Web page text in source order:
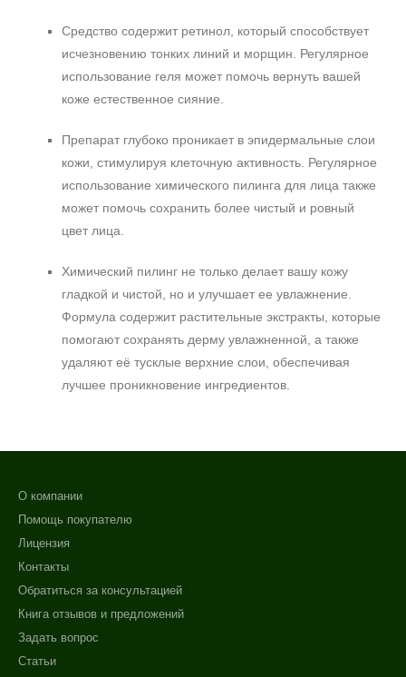
Средство содержит ретинол, который способствует
исчезновению тонких линий и морщин. Регулярное
использование геля может помочь вернуть вашей
коже естественное сияние.
Препарат глубоко проникает в эпидермальные слои
кожи, стимулируя клеточную активность. Регулярное
использование химического пилинга для лица также
может помочь сохранить более чистый и ровный
цвет лица.
Химический пилинг не только делает вашу кожу
гладкой и чистой, но и улучшает ее увлажнение.
Формула содержит растительные экстракты, которые
помогают сохранять дерму увлажненной, а также
удаляют её тусклые верхние слои, обеспечивая
лучшее проникновение ингредиентов.
О компании
Помощь покупателю
Лицензия
Контакты
Обратиться за консультацией
Книга отзывов и предложений
Задать вопрос
Статьи